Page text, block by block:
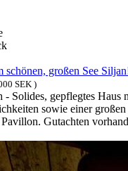
schönen, großen See
SEK )
- Solides, gepflegtes Haus
sowie einer
Gutachten